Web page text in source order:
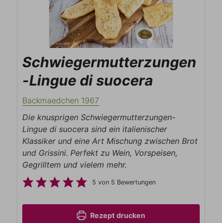
Schwiegermutterzungen
-Lingue di suocera
Backmaedchen 1967
Die knusprigen Schwiegermutterzungen-
Lingue di suocera sind ein italienischer
Klassiker und eine Art Mischung zwischen Brot
und Grissini. Perfekt zu Wein, Vorspeisen,
Gegrilltem und vielem mehr.
5 von 5 Bewertungen
Rezept drucken